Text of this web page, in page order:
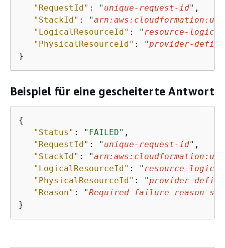
"RequestId" : " unique-request-id" ,
"StackId" : "arn:aws:cloudformation:us-
"LogicalResourceId" : " resource-
"PhysicalResourceId" : "provider-
}
Beispiel für eine gescheiterte Antwort
{
"Status" : "FAILED" ,
"RequestId" : " unique-request-id" ,
"StackId" : "arn:aws:cloudformation:us-
"LogicalResourceId" : " resource-
"PhysicalResourceId" : "provider-
"Reason" : "Required failure reason
}